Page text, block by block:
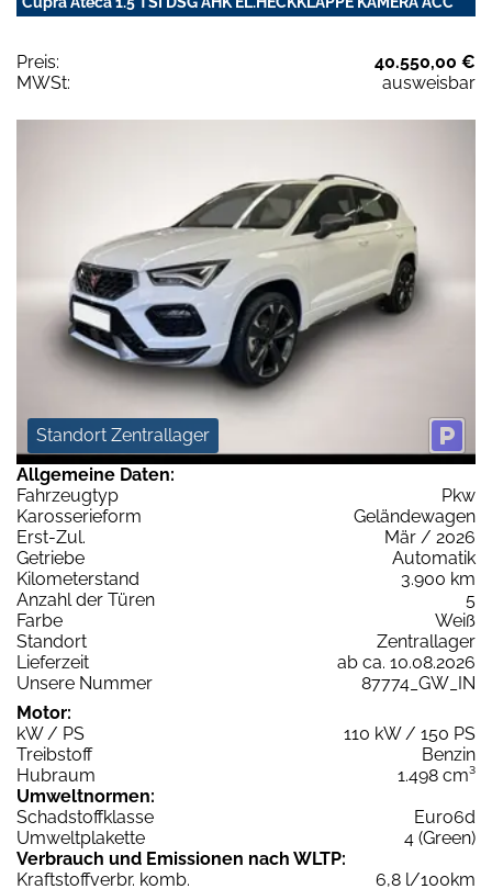
Preis:
40.550,00 €
MWSt:
ausweisbar
Standort Zentrallager
Allgemeine Daten:
Fahrzeugtyp
Pkw
Karosserieform
Geländewagen
Erst-Zul.
Mär / 2026
Getriebe
Automatik
Kilometerstand
3.900 km
Anzahl der Türen
5
Farbe
Weiß
Standort
Zentrallager
Lieferzeit
ab ca. 10.08.2026
Unsere Nummer
87774_GW_IN
Motor:
kW / PS
110 kW / 150 PS
Treibstoff
Benzin
Hubraum
1.498 cm³
Umweltnormen:
Schadstoffklasse
Euro6d
Umweltplakette
4 (Green)
Verbrauch und Emissionen nach WLTP:
Kraftstoffverbr. komb.
6,8 l/100km